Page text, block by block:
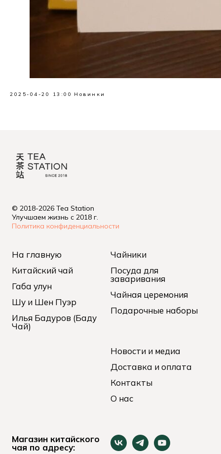
2025-04-20 13:00 Новинки
© 2018-2026 Tea Station
Улучшаем жизнь с 2018 г.
Политика конфиденциальности
На главную
Китайский чай
Габа улун
Шу и Шен Пуэр
Илья Бадуров (Баду
Чай)
Чайники
Посуда для
заваривания
Чайная церемония
Подарочные наборы
Новости и медиа
Доставка и оплата
Контакты
О нас
Магазин китайского
чая по адресу: